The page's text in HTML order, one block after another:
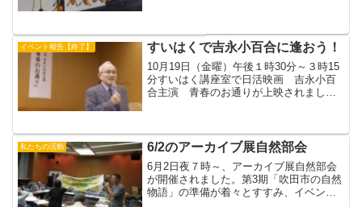
不要、参加無料。みんなでついて、まる
めて、食べましょう！...
イベント報告【終了】 すいはくで吉永小百合に逢おう！
10月19日（金曜）午後１時30分～３時15
分すいはく講座室で日活映画 吉永小百
合主演 青春のお通りが上映されまし
の方が見にこられた懐かしい風景が各所
に登場府営団地や ...
私たちの活動 6/2のアーカイブ展自然部会
6月2日夜７時～、アーカイブ展自然部会
が開催されました。第3期「吹田市の自然
物語」の準備が着々とすすみ、イベント